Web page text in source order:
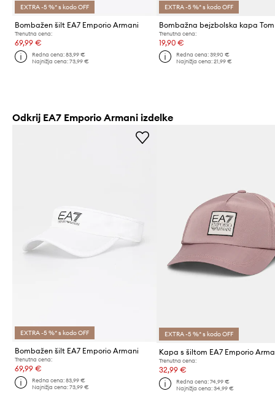
EXTRA -5 %* s kodo OFF
Bombažen šilt EA7 Emporio Armani
Trenutna cena:
69,99 €
Redna cena:83,99 €
Najnižja cena:73,99 €
EXTRA -5 %* s kodo OFF
Trenutna cena:
19,90 €
Redna cena: 39,90 €
Najnižja cena: 21,99 €
Odkrij EA7 Emporio Armani izdelke
EXTRA -5 %* s kodo OFF
Bombažen šilt EA7 Emporio Armani
Trenutna cena:
69,99 €
Redna cena:83,99 €
Najnižja cena:73,99 €
EXTRA -5 %* s kodo OFF
Kapa s šiltom EA7 Emporio
Trenutna cena:
32,99 €
Redna cena: 74,99 €
Najnižja cena: 34,99 €